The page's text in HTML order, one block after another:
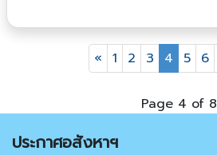
« 1 2 3 4 5 6
Page 4 of 8
ประกาศอสังหาฯ